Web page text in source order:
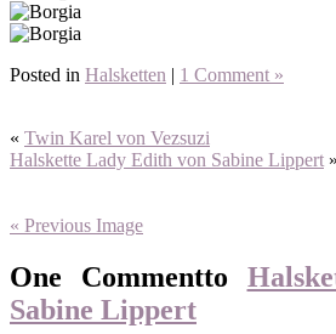
Posted in Halsketten | 1 Comment »
« Twin Karel von Vezsuzi
Halskette Lady Edith von Sabine Lippert »
« Previous Image
One Commentto
Sabine Lippert